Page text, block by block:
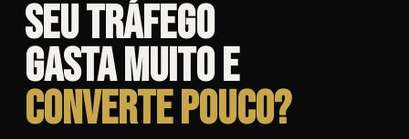
Seu tráfego
gasta muito e
converte pouco?